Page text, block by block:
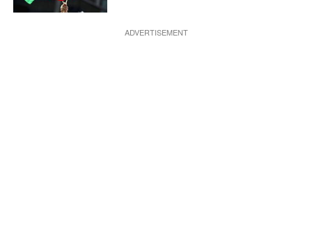
ADVERTISEMENT